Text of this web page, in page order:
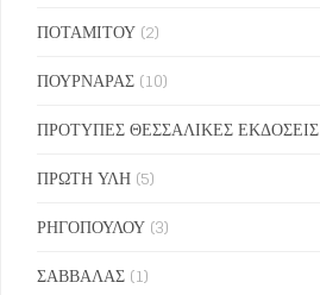
ΠΟΤΑΜΙΤΟΥ (2)
ΠΟΥΡΝΑΡΑΣ (10)
ΠΡΟΤΥΠΕΣ ΘΕΣΣΑΛΙΚΕΣ ΕΚΔΟΣΕΙΣ
ΠΡΩΤΗ ΥΛΗ (5)
ΡΗΓΟΠΟΥΛΟΥ (3)
ΣΑΒΒΑΛΑΣ (1)